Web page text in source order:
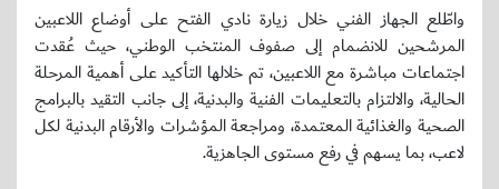
واطّلع الجهاز الفني خلال زيارة نادي الفتح على أوضاع اللاعبين
المرشحين للانضمام إلى صفوف المنتخب الوطني، حيث عُقدت
اجتماعات مباشرة مع اللاعبين، تم خلالها التأكيد على أهمية المرحلة
الحالية، والالتزام بالتعليمات الفنية والبدنية، إلى جانب التقيد بالبرامج
الصحية والغذائية المعتمدة، ومراجعة المؤشرات والأرقام البدنية لكل
لاعب، بما يسهم في رفع مستوى الجاهزية.